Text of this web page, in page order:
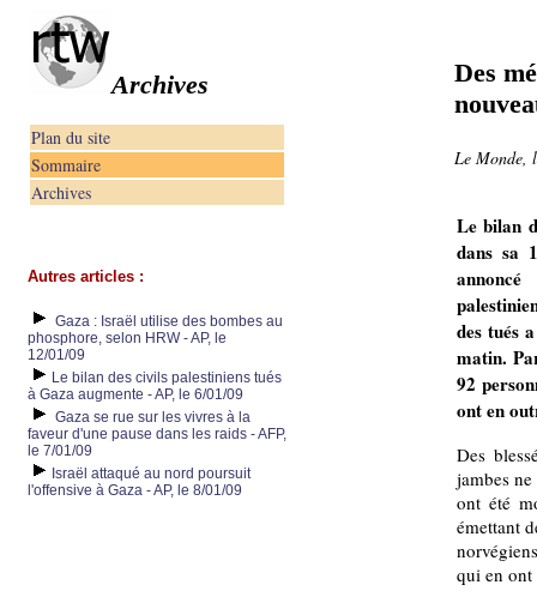
Archives
Plan du site
Sommaire
Archives
Autres articles :
Gaza : Israël utilise des bombes au
phosphore, selon HRW - AP, le
12/01/09
Le bilan des civils palestiniens tués
à Gaza augmente - AP, le 6/01/09
Gaza se rue sur les vivres à la
faveur d'une pause dans les raids - AFP,
le 7/01/09
Israël attaqué au nord poursuit
l'offensive à Gaza - AP, le 8/01/09
Des
Le Monde,
Le bilan
dans sa
des tués
matin.
92
ont en
Des
jambes
ont été
émettant
qui en ont